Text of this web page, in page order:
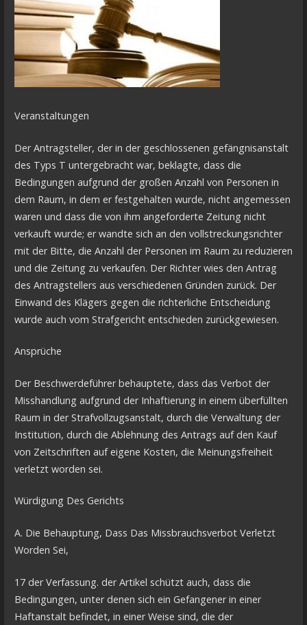
Veranstaltungen
Der Antragsteller, der in der geschlossenen gefängnisanstalt
des Typs T untergebracht war, beklagte, dass die
Bedingungen aufgrund der großen Anzahl von Personen in
dem Raum, in dem er festgehalten wurde, nicht angemessen
waren und dass die von ihm angeforderte Zeitung nicht
verkauft wurde; er wandte sich an den vollstreckungsrichter
mit der Bitte, die Anzahl der Personen im Raum zu reduzieren
und die Zeitung zu verkaufen. Der Richter wies den Antrag
des Antragstellers aus verschiedenen Gründen zurück. Der
Einwand des Klägers gegen die richterliche Entscheidung
wurde auch vom Strafgericht entschieden zurückgewiesen.
Ansprüche
Der Beschwerdeführer behauptete, dass das Verbot der
Misshandlung aufgrund der Inhaftierung in einem überfüllten
Raum in der Strafvollzugsanstalt, durch die Verwaltung der
Institution, durch die Ablehnung des Antrags auf den Kauf
von Zeitschriften auf eigene Kosten, die Meinungsfreiheit
verletzt worden sei.
Würdigung Des Gerichts
A. Die Behauptung, Dass Das Missbrauchsverbot Verletzt
Worden Sei,
17 der Verfassung. der Artikel schützt auch, dass die
Bedingungen, unter denen sich ein Gefangener in einer
Haftanstalt befindet, in einer Weise sind, die der